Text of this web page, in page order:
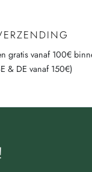
gratis vanaf 100€
& DE vanaf 150€)